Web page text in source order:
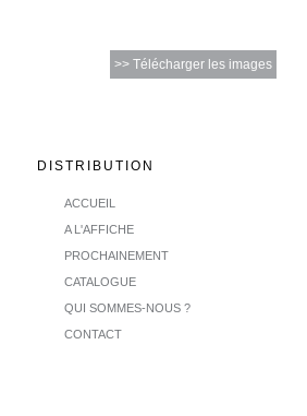
>> Télécharger les images
DISTRIBUTION
ACCUEIL
A L'AFFICHE
PROCHAINEMENT
CATALOGUE
QUI SOMMES-NOUS ?
CONTACT